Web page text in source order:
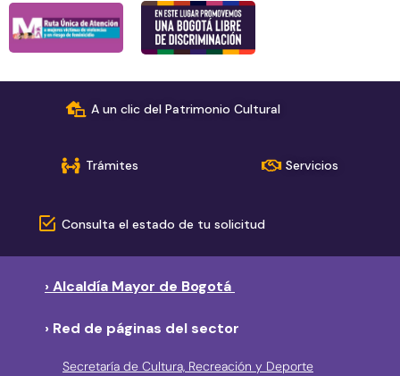
A un clic del Patrimonio Cultural
Trámites Servicios
Consulta el estado de tu solicitud
› Alcaldía Mayor de Bogotá
› Red de páginas del sector
Secretaría de Cultura, Recreación y Deporte